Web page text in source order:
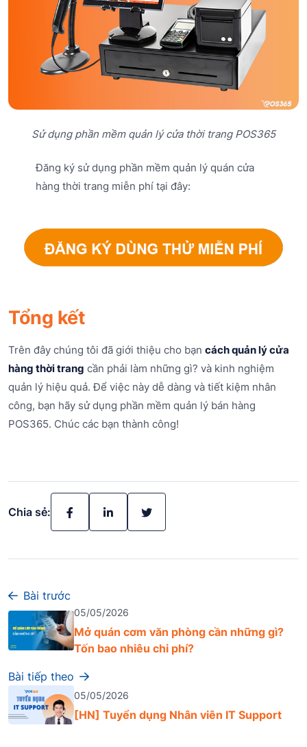
Sử dụng phần mềm quản lý cửa thời trang POS365
Đăng ký sử dụng phần mềm quản lý quán cửa
hàng thời trang miễn phí tại đây:
Tổng kết
Trên đây chúng tôi đã giới thiệu cho bạn cách quản lý cửa
hàng thời trang cần phải làm những gì? và kinh nghiệm
quản lý hiệu quả. Để việc này dễ dàng và tiết kiệm nhân
công, bạn hãy sử dụng phần mềm quản lý bán hàng
POS365. Chúc các bạn thành công!
Chia sẻ:
Bài trước
05/05/2026
Mở quán cơm văn phòng cần những gì?
Tốn bao nhiêu chi phí?
Bài tiếp theo
05/05/2026
[HN] Tuyển dụng Nhân viên IT Support